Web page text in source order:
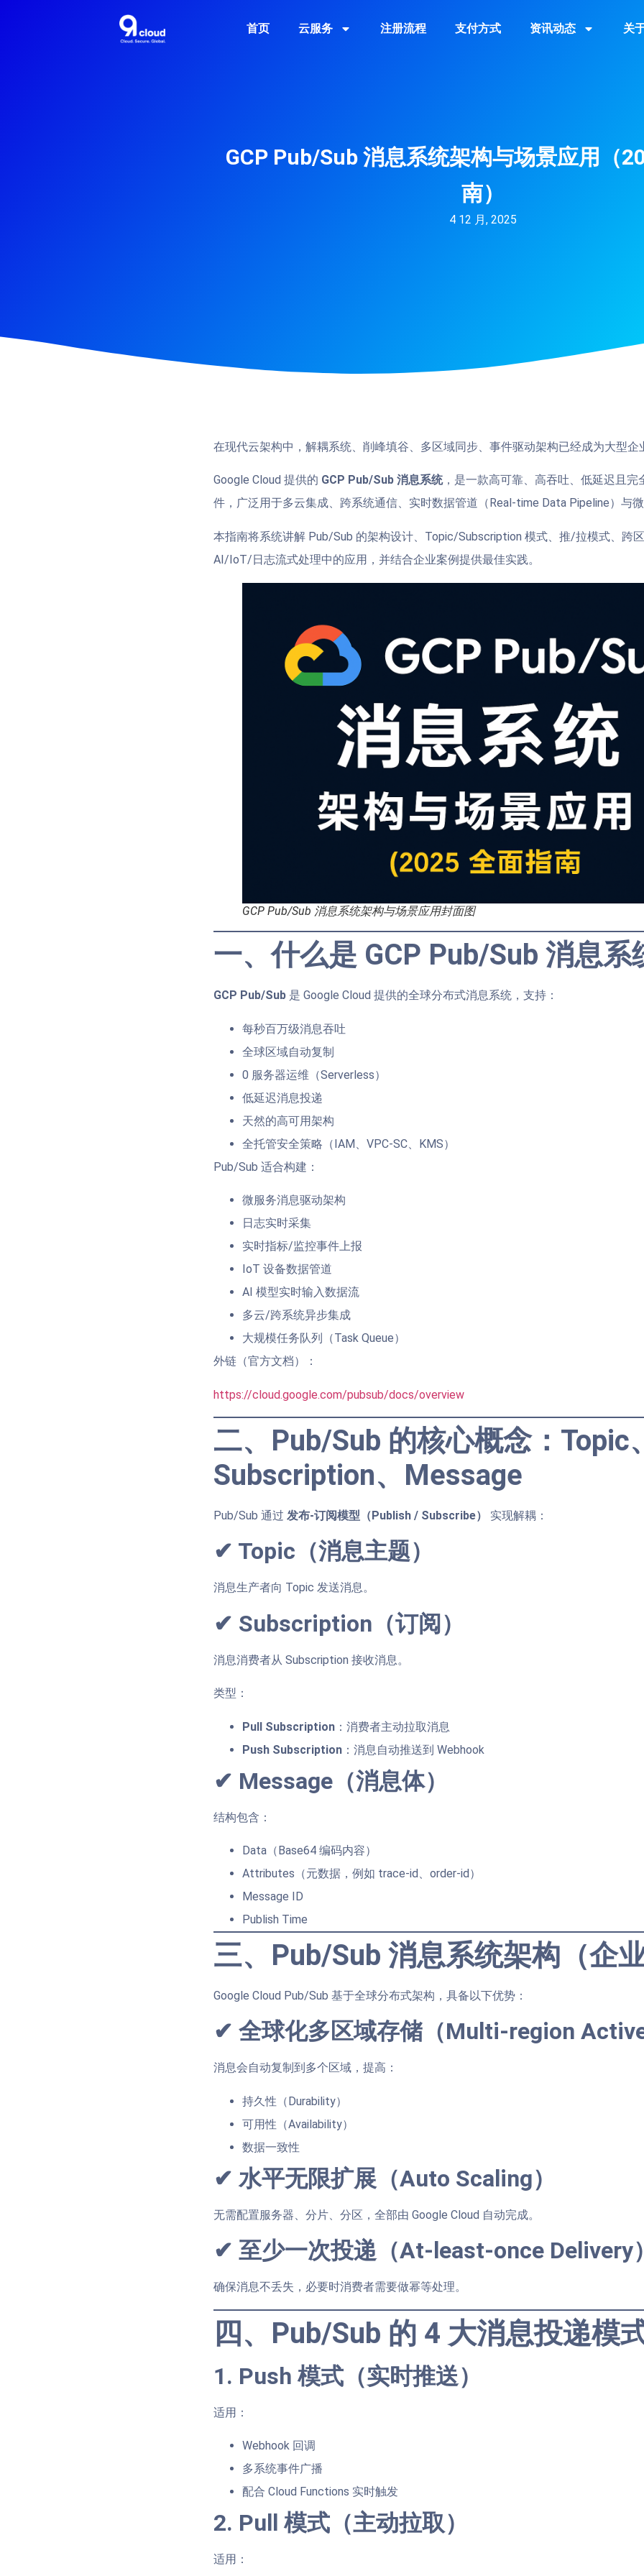
首页 云服务 注册流程 支付方式 资讯动态 关
GCP Pub/Sub 消息系统架构与场景应用（
南）
4 12 月, 2025
在现代云架构中，解耦系统、削峰填谷、多区域同步、事件驱动架构已经成为大型企
Google Cloud 提供的 GCP Pub/Sub 消息系统，是一款高可靠、高吞吐、低延迟且完
件，广泛用于多云集成、跨系统通信、实时数据管道（Real-time Data Pipeline）与
本指南将系统讲解 Pub/Sub 的架构设计、Topic/Subscription 模式、推/拉模式、跨
AI/IoT/日志流式处理中的应用，并结合企业案例提供最佳实践。
GCP Pub/Sub 消息系统架构与场景应用封面图
一、什么是 GCP Pub/Sub 消息系
GCP Pub/Sub 是 Google Cloud 提供的全球分布式消息系统，支持：
每秒百万级消息吞吐
全球区域自动复制
0 服务器运维（Serverless）
低延迟消息投递
天然的高可用架构
全托管安全策略（IAM、VPC-SC、KMS）
Pub/Sub 适合构建：
微服务消息驱动架构
日志实时采集
实时指标/监控事件上报
IoT 设备数据管道
AI 模型实时输入数据流
多云/跨系统异步集成
大规模任务队列（Task Queue）
外链（官方文档）：
https://cloud.google.com/pubsub/docs/overview
二、Pub/Sub 的核心概念：Topic
Subscription、Message
Pub/Sub 通过 发布-订阅模型（Publish / Subscribe） 实现解耦：
✔ Topic（消息主题）
消息生产者向 Topic 发送消息。
✔ Subscription（订阅）
消息消费者从 Subscription 接收消息。
类型：
Pull Subscription ：消费者主动拉取消息
Push Subscription ：消息自动推送到 Webhook
✔ Message（消息体）
结构包含：
Data（Base64 编码内容）
Attributes（元数据，例如 trace-id、order-id）
Message ID
Publish Time
三、Pub/Sub 消息系统架构（企
Google Cloud Pub/Sub 基于全球分布式架构，具备以下优势：
✔ 全球化多区域存储（Multi-region
消息会自动复制到多个区域，提高：
持久性（Durability）
可用性（Availability）
数据一致性
✔ 水平无限扩展（Auto Scaling）
无需配置服务器、分片、分区，全部由 Google Cloud 自动完成。
✔ 至少一次投递（At-least-once Delivery
确保消息不丢失，必要时消费者需要做幂等处理。
四、Pub/Sub 的 4 大消息投递模
1. Push 模式（实时推送）
适用：
Webhook 回调
多系统事件广播
配合 Cloud Functions 实时触发
2. Pull 模式（主动拉取）
适用：